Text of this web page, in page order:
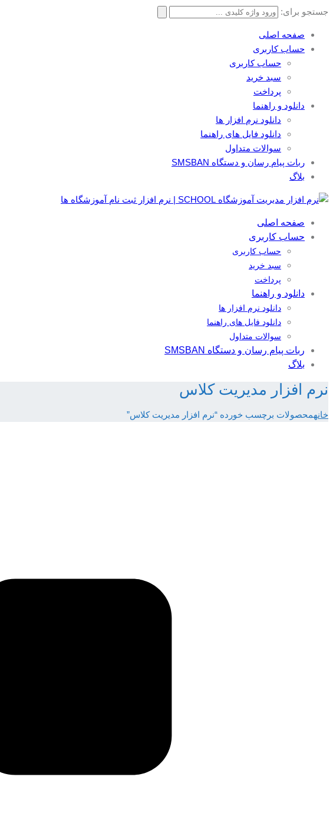
جستجو برای:
صفحه اصلی
حساب کاربری
حساب کاربری
سبد خرید
پرداخت
دانلود و راهنما
دانلود نرم افزار ها
دانلود فایل های راهنما
سوالات متداول
ربات پیام رسان و دستگاه SMSBAN
بلاگ
صفحه اصلی
حساب کاربری
حساب کاربری
سبد خرید
پرداخت
دانلود و راهنما
دانلود نرم افزار ها
دانلود فایل های راهنما
سوالات متداول
ربات پیام رسان و دستگاه SMSBAN
بلاگ
نرم افزار مدیریت کلاس
خانهمحصولات برچسب خورده “نرم افزار مدیریت کلاس”